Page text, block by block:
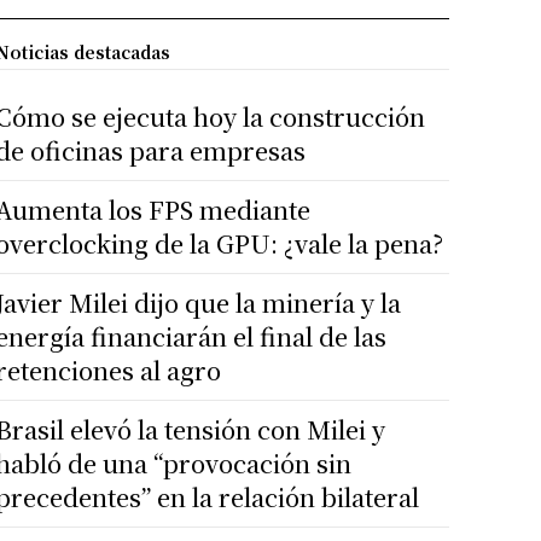
destacadas
se ejecuta hoy la construcción
oficinas para empresas
los FPS mediante
de la GPU: ¿vale la pena?
Milei dijo que la minería y la
financiarán el final de las
al agro
elevó la tensión con Milei y
de una “provocación sin
en la relación bilateral